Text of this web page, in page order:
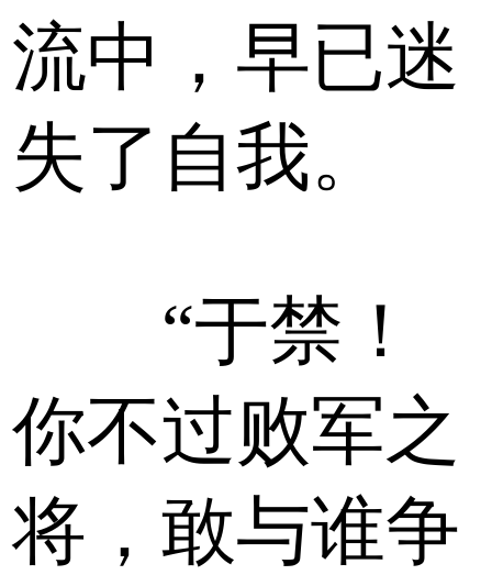
流中，早已迷
失了自我。
“于禁！
你不过败军之
将，敢与谁争